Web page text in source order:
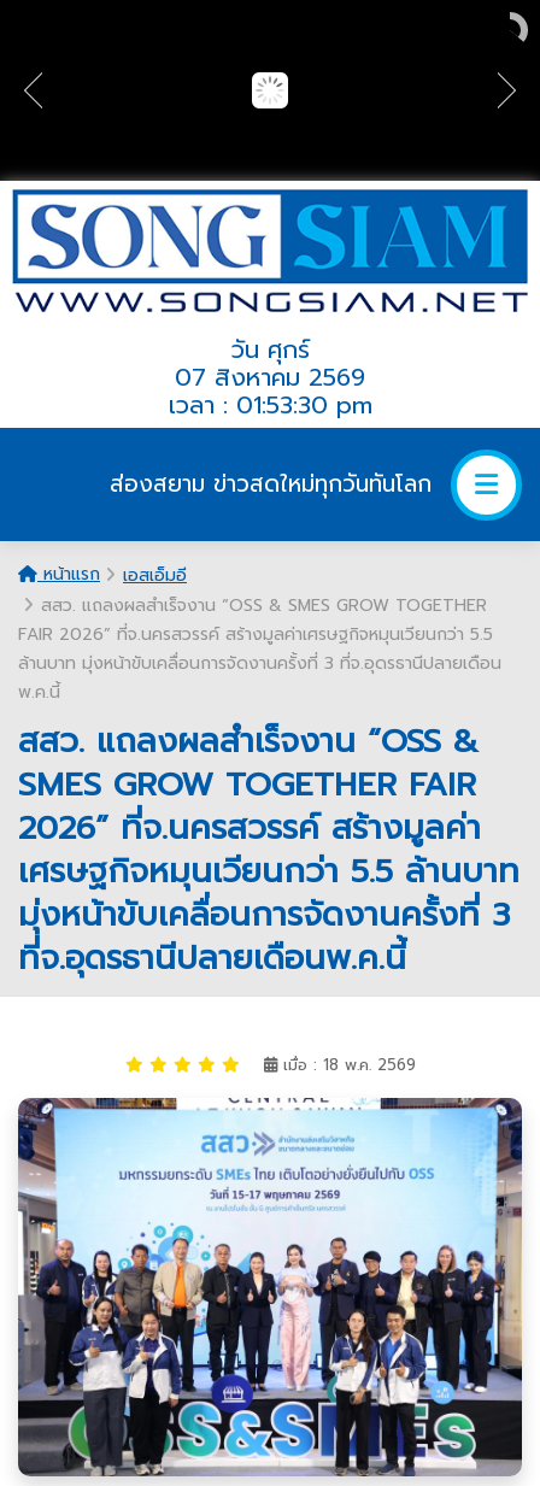
วัน ศุกร์
07 สิงหาคม 2569
เวลา : 01:53:30 pm
ส่องสยาม ข่าวสดใหม่ทุกวันทันโลก
หน้าแรก
เอสเอ็มอี
สสว. แถลงผลสำเร็จงาน “OSS & SMES GROW TOGETHER
FAIR 2026” ที่จ.นครสวรรค์ สร้างมูลค่าเศรษฐกิจหมุนเวียนกว่า 5.5
ล้านบาท มุ่งหน้าขับเคลื่อนการจัดงานครั้งที่ 3 ที่จ.อุดรธานีปลายเดือน
พ.ค.นี้
สสว. แถลงผลสำเร็จงาน “OSS &
SMES GROW TOGETHER FAIR
2026” ที่จ.นครสวรรค์ สร้างมูลค่า
เศรษฐกิจหมุนเวียนกว่า 5.5 ล้านบาท
มุ่งหน้าขับเคลื่อนการจัดงานครั้งที่ 3
ที่จ.อุดรธานีปลายเดือนพ.ค.นี้
เมื่อ : 18 พ.ค. 2569